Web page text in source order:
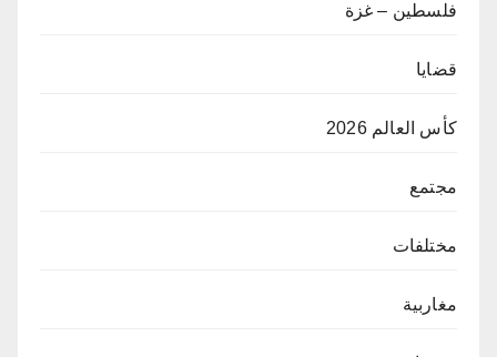
فلسطين – غزة
قضايا
كأس العالم 2026
مجتمع
مختلفات
مغاربية